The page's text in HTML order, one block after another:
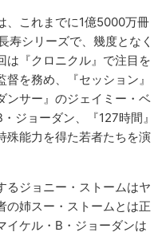
、これまでに1億5000万冊
寿シリーズで、幾度となく
は『クロニクル』で注目を
を務め、『セッション』
ンサー』のジェイミー・ベ
ジョーダン、『127時間』
殊能力を得た若者たちを演
るジョニー・ストームはヤ
の姉スー・ストームとは正
イケル・B・ジョーダンは